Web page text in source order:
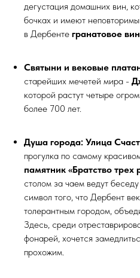
дегустация домашних вин,
бочках и имеют
в Дербенте гранатовое
Святыни и вековые
старейших мечетей мира -
которой растут четыре
более 700 лет.
Душа города: Улица
прогулка по самому
памятник «Братство трех
столом за чаем ведут
символ того, что Дербент
толерантным городом,
Здесь, среди
фонарей, хочется
прохожим.